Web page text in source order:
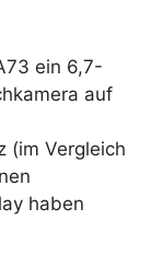
ein 6,7-
auf
(im Vergleich
haben